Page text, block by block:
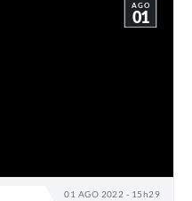
01 AGO 2022 - 15h29
AGO
01